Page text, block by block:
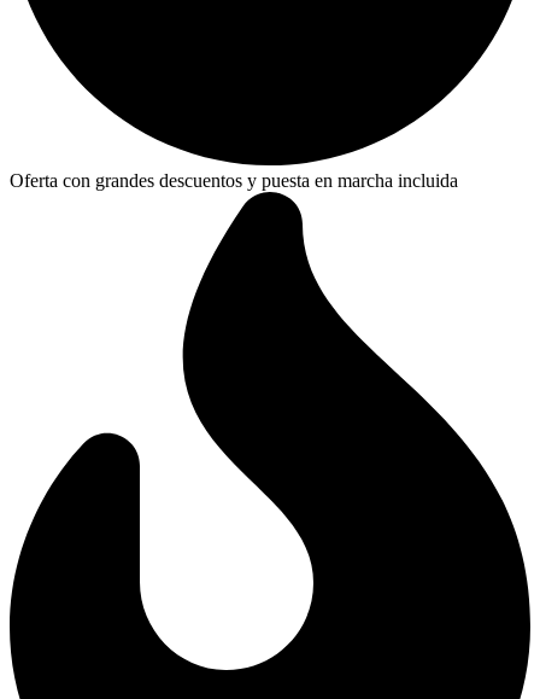
Oferta con grandes descuentos y puesta en marcha incluida